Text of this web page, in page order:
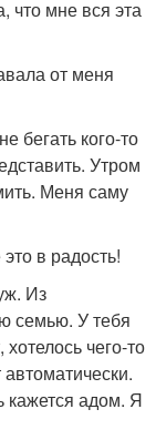
что мне вся эта
от меня
бегать кого-то
Утром
Меня саму
в радость!
Из
семью. У тебя
чего-то
кажется адом. Я